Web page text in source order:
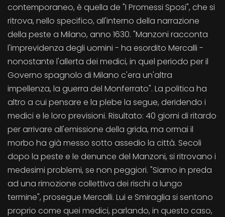
contemporaneo, è quella de "I Promessi Sposi", che si
ritrova, nello specifico, all'interno della narrazione
della peste a Milano, anno 1630. "Manzoni racconta
l'imprevidenza degli uomini - ha esordito Mercalli -
nonostante l'allerta dei medici, in quel periodo per il
Governo spagnolo di Milano c'era un'altra
impellenza, la guerra del Monferrato". La politica ha
altro a cui pensare e la plebe la segue, deridendo i
medici e le loro previsioni. Risultato: 40 giorni di ritardo
per arrivare all'emissione della grida, ma ormai il
morbo ha già messo sotto assedio la città. Secoli
dopo la peste e le denunce del Manzoni, si ritrovano i
medesimi problemi, se non peggiori. "Siamo in preda
ad una rimozione collettiva dei rischi a lungo
termine", prosegue Mercalli. Lui e Smiraglia si sentono
proprio come quei medici, parlando, in questo caso,